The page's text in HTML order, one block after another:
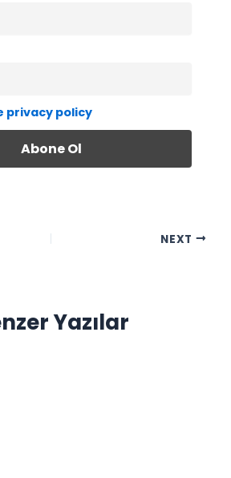
privacy policy
NEXT
Yazılar